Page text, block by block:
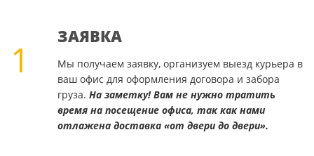
1
ЗАЯВКА
Мы получаем заявку, организуем выезд курьера в
ваш офис для оформления договора и забора
груза. На заметку! Вам не нужно тратить
время на посещение офиса, так как нами
отлажена доставка «от двери до двери».